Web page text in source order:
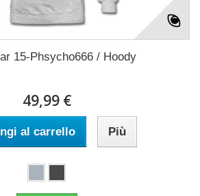
15-Phsycho666 / Hoody
49,99 €
al carrello Più